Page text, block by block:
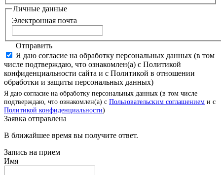
Личные данные
Электронная почта
Отправить
Я даю согласие на обработку персональных данных (в том
числе подтверждаю, что ознакомлен(а) с Политикой
конфиденциальности сайта и с Политикой в отношении
обработки и защиты персональных данных)
Я даю согласие на обработку персональных данных (в том числе
подтверждаю, что ознакомлен(а) с Пользовательским соглашением и с
Политикой конфиденциальности)
Заявка отправлена
В ближайшее время вы получите ответ.
Запись на прием
Имя